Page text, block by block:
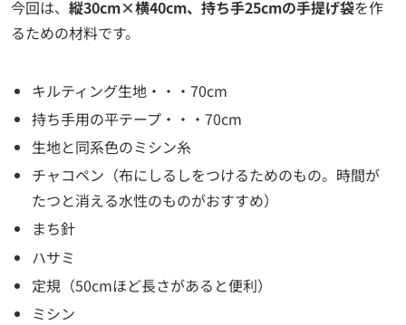
今回は、 縦30cm×横40cm、持ち手25cmの手提げ袋を作
るための材料です。
キルティング生地・・・70cm
持ち手用の平テープ・・・70cm
生地と同系色のミシン糸
チャコペン（布にしるしをつけるためのもの。時間が
たつと消える水性のものがおすすめ）
まち針
ハサミ
定規（50cmほど長さがあると便利）
ミシン